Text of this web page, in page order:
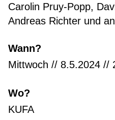
Carolin Pruy-Popp,
Andreas Richter und
Wann?
Mittwoch // 8.5.2024 //
Wo?
KUFA